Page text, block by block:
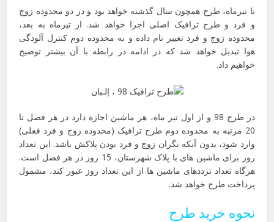
تا تیرماه، طرح همچون سال گذشته خواهد بود و در دو محدوده زوج
و فرد و طرح ترافیک اصلی اجرا خواهد شد. از تیرماه به بعد،
محدوده زوج و فرد تغییر نام داده و به محدوده دوم کنترل آلودگی
هوا تبدیل خواهد شد که در ادامه در رابطه با آن بیشتر توضیح
خواهیم داد.
در طرح 98 و از اول تیر ماه، هر ماشین اجازه دارد در هر فصل تا
20 مرتبه به محدوده دوم طرح ترافیک (محدوده زوج و فرد فعلی)
وارد شود، بدون آنکه نگران زوج و فرد بودن پلاکش باشد. این تعداد
روز برای ماشین های با پلاک شهرستان، 15 روز در هر فصل است.
هرگاه تعداد ترددهای ماشین ها از این تعداد روز عبور کند، مشمول
پرداخت طرح خواهد شد.
نحوه خرید طرح